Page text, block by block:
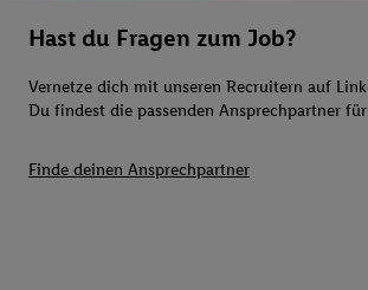
Hast du Fragen zum Job?
Vernetze dich mit unseren Recruitern auf
Du findest die passenden Ansprechpartner
Finde deinen Ansprechpartner